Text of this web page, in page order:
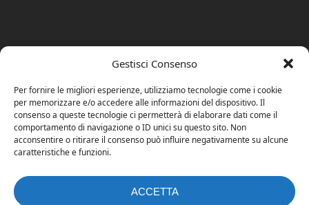
Gestisci Consenso
Per fornire le migliori esperienze, utilizziamo tecnologie come i cookie
per memorizzare e/o accedere alle informazioni del dispositivo. Il
consenso a queste tecnologie ci permetterà di elaborare dati come il
comportamento di navigazione o ID unici su questo sito. Non
acconsentire o ritirare il consenso può influire negativamente su alcune
caratteristiche e funzioni.
ACCETTA